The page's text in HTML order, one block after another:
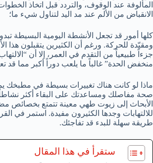
المألوفة عند الوقوف، والتردد قبل اتخاذ
الانقباض من الألم عند مد اليد لتناول شيء ما؛
كلها أمور قد تجعل الأنشطة اليومية البسيطة
ومقيّدة للحركة. ورغم أن الكثيرين يتقبلون هذا
جزءاً طبيعياً من التقدم في العمر، إلا أن
منخفض الحدة” غالباً ما يلعب دوراً أكبر مما قد
ماذا لو كانت هناك تغييرات بسيطة في مطبخك
صحة مفاصلك ومساعدتك على البقاء أكثر
الأبحاث إلى زيوت طهي معينة تتمتع بخصائص
للالتهابات وجدها الكثيرون مفيدة. استمر في
طريقة سهلة للبدء قد تفاجئك.
ستقرأ في هذا المقال